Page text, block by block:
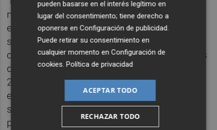
no solo habían logrado volver a situarse por
encima de los niveles previos al referéndum,
sino que llegaron a situarse a apenas 70
céntimos de euro de los máximos históricos
de la compañía, marcados en noviembre de
2015 en los 8,72 euros por título. Sin
embargo, en ese punto, la pandemia hizo
saltar por los aires cualquier plan de
presente y futuro que tuviera el grupo y ha
pueden basarse en el interés legítimo en
lugar del consentimiento; tiene derecho a
oponerse enConfiguración de publicidad
Puede retirar su consentimiento en
cualquier momento enConfiguración de
cookies .Política de privacidad
ACEPTAR TODO
RECHAZAR TODO